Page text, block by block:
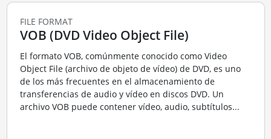
FILE FORMAT
VOB (DVD Video Object File)
El formato VOB, comúnmente conocido como Video
Object File (archivo de objeto de vídeo) de DVD, es uno
de los más frecuentes en el almacenamiento de
transferencias de audio y vídeo en discos DVD. Un
archivo VOB puede contener vídeo, audio, subtítulos...